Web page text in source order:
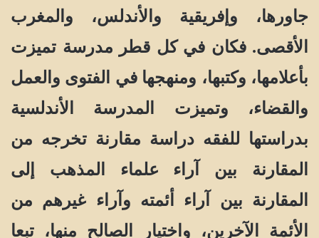
جاورها، وإفريقية والأندلس، والمغرب
الأقصى. فكان في كل قطر مدرسة تميزت
بأعلامها، وكتبها، ومنهجها في الفتوى والعمل
والقضاء، وتميزت المدرسة الأندلسية
بدراستها للفقه دراسة مقارنة تخرجه من
المقارنة بين آراء علماء المذهب إلى
المقارنة بين آراء أئمته وآراء غيرهم من
الأئمة الآخرين، واختيار الصالح منها، تبعا